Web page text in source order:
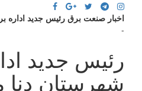
اخبار صنعت برق رئیس جدید
-
رئیس جدید
شهرستان